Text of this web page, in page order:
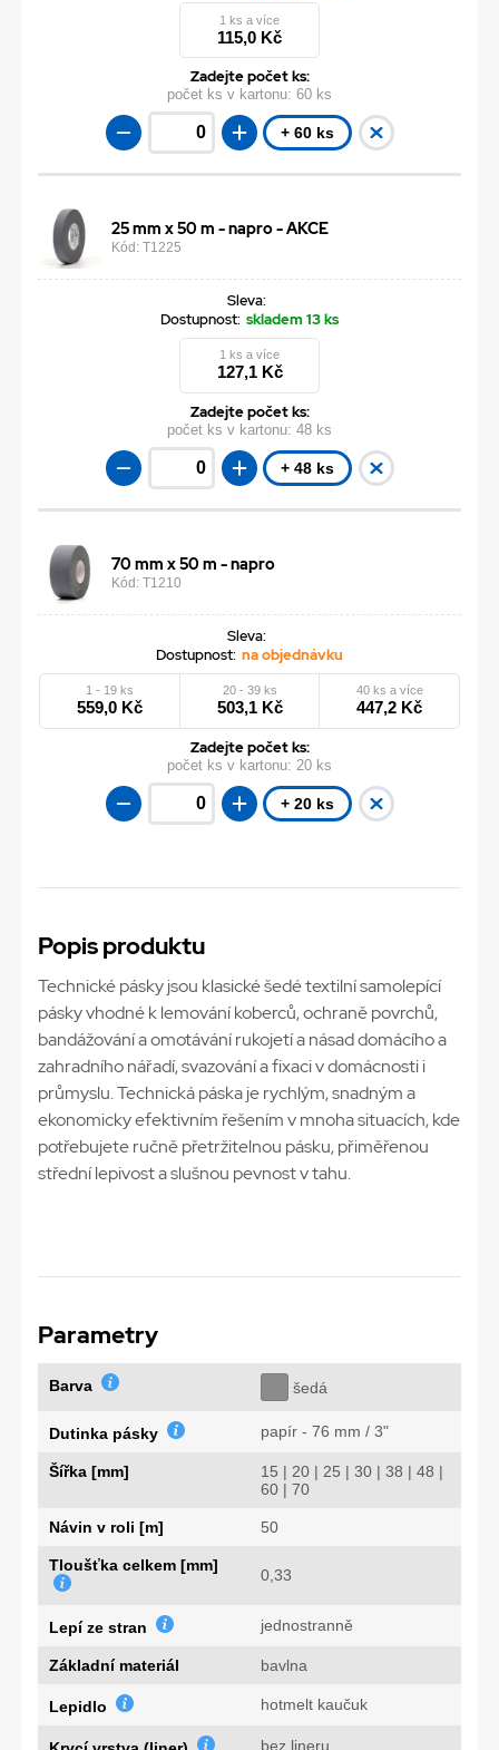
1 ks a více
115,0 Kč
Zadejte počet ks:
počet ks v kartonu: 60 ks
+ 60 ks
25 mm x 50 m - napro - AKCE
Kód: T1225
Sleva:
Dostupnost: skladem 13 ks
1 ks a více
127,1 Kč
Zadejte počet ks:
počet ks v kartonu: 48 ks
+ 48 ks
70 mm x 50 m - napro
Kód: T1210
Sleva:
Dostupnost: na objednávku
1 - 19 ks
559,0 Kč
20 - 39 ks
503,1 Kč
40 ks a více
447,2 Kč
Zadejte počet ks:
počet ks v kartonu: 20 ks
+ 20 ks
Popis produktu
Technické pásky jsou klasické šedé textilní samolepící
pásky vhodné k lemování koberců, ochraně povrchů,
bandážování a omotávání rukojetí a násad domácího a
zahradního nářadí, svazování a fixaci v domácnosti i
průmyslu. Technická páska je rychlým, snadným a
ekonomicky efektivním řešením v mnoha situacích, kde
potřebujete ručně přetržitelnou pásku, přiměřenou
střední lepivost a slušnou pevnost v tahu.
Parametry
Barva šedá
Dutinka pásky papír - 76 mm / 3"
Šířka [mm]
15 | 20 | 25 | 30 | 38 | 48 |
60 | 70
Návin v roli [m] 50
Tloušťka celkem [mm]
0,33
Lepí ze stran jednostranně
Základní materiál bavlna
Lepidlo hotmelt kaučuk
bez lineru